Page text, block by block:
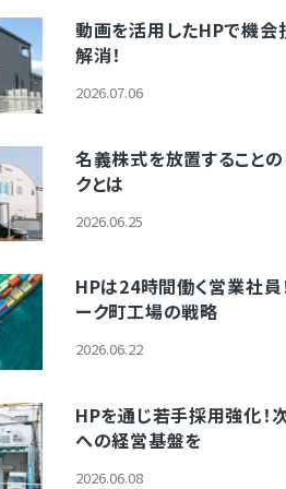
動画を活用したHPで機会
解消！
2026.07.06
名義株式を放置することの
クとは
2026.06.25
HPは24時間働く営業社員
ーク町工場の戦略
2026.06.22
HPを通じ若手採用強化！
への経営基盤を
2026.06.08